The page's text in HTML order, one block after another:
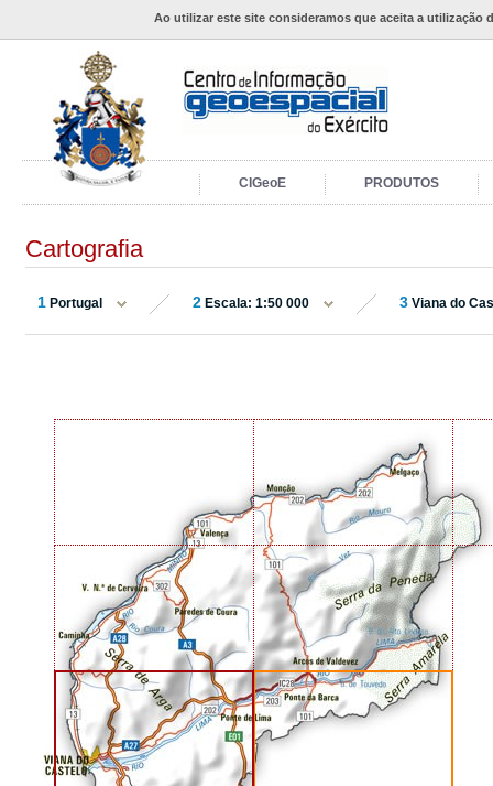
Ao utilizar este site consideramos que aceita a utilização
CIGeoE PRODUTOS
Cartografia
1 Portugal 2 Escala: 1:50 000 3 Viana do